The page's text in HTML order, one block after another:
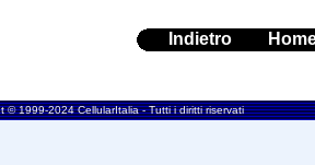
Indietro
© 1999-2024 CellularItalia - Tutti i diritti riservati